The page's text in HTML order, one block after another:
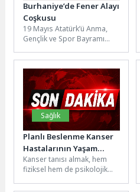
Burhaniye’de Fener Alayı
Coşkusu
19 Mayıs Atatürk’ü Anma,
Gençlik ve Spor Bayramı
Fener Alayı coşkuyla
gerçekleştirildi.Düzenlenen
korteje;...
Sağlık
Planlı Beslenme Kanser
Hastalarının Yaşam
Kalitesini Artırıyor!
Kanser tanısı almak, hem
fiziksel hem de psikolojik
başlangıcıdır. Bu süreçte...